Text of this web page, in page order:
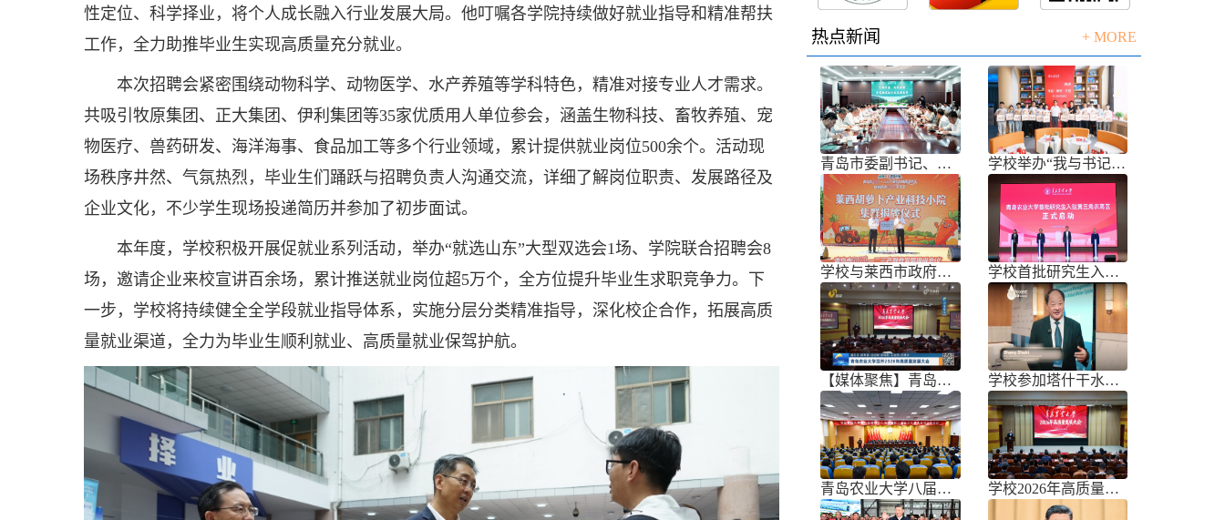
性定位、科学择业，将个人成长融入行业发展大局。他叮嘱各学院持续做好就业指导和精准帮扶
工作，全力助推毕业生实现高质量充分就业。
本次招聘会紧密围绕动物科学、动物医学、水产养殖等学科特色，精准对接专业人才需求。
共吸引牧原集团、正大集团、伊利集团等35家优质用人单位参会，涵盖生物科技、畜牧养殖、宠
物医疗、兽药研发、海洋海事、食品加工等多个行业领域，累计提供就业岗位500余个。活动现
场秩序井然、气氛热烈，毕业生们踊跃与招聘负责人沟通交流，详细了解岗位职责、发展路径及
企业文化，不少学生现场投递简历并参加了初步面试。
本年度，学校积极开展促就业系列活动，举办“就选山东”大型双选会1场、学院联合招聘会8
场，邀请企业来校宣讲百余场，累计推送就业岗位超5万个，全方位提升毕业生求职竞争力。下
一步，学校将持续健全全学段就业指导体系，实施分层分类精准指导，深化校企合作，拓展高质
量就业渠道，全力为毕业生顺利就业、高质量就业保驾护航。
热点新闻 + MORE
青岛市委副书记、市长任刚来校调研 学校举办“我与书记共话成长”师生面
学校与莱西市政府联合举办青岛市胡萝 学校首批研究生入驻黄三角农高区
【媒体聚焦】青岛农业大学召开202 学校参加塔什干水周2026国际论坛
青岛农业大学八届三次双代会胜利召开 学校2026年高质量发展大会召开